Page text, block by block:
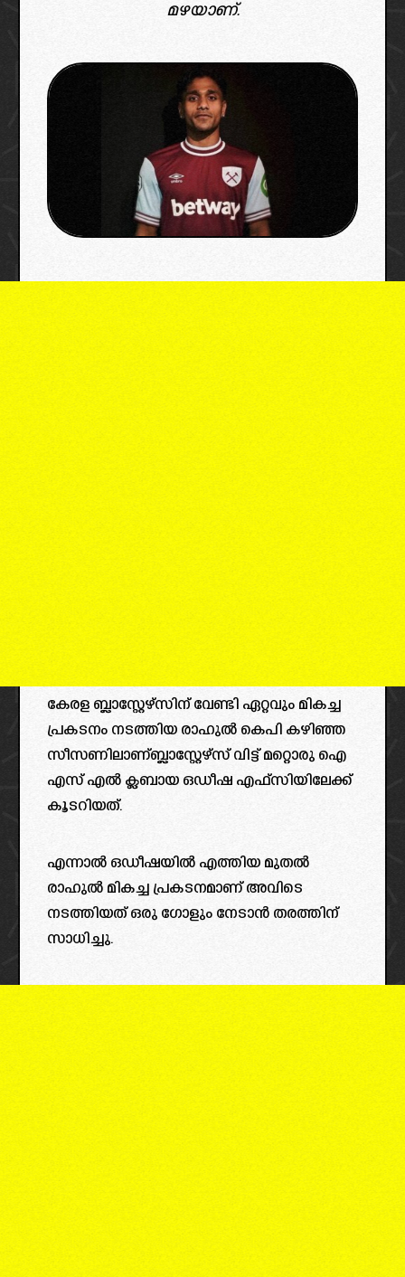
മഴയാണ്.
കേരള ബ്ലാസ്റ്റേഴ്സിന് വേണ്ടി ഏറ്റവും മികച്ച
പ്രകടനം നടത്തിയ രാഹുൽ കെപി കഴിഞ്ഞ
സീസണിലാണ്ബ്ലാസ്റ്റേഴ്സ് വിട്ട് മറ്റൊരു ഐ
എസ് എൽ ക്ലബായ ഒഡീഷ എഫ്സിയിലേക്ക്
കൂടറിയത്.
എന്നാൽ ഒഡീഷയിൽ എത്തിയ മുതൽ
രാഹുൽ മികച്ച പ്രകടനമാണ് അവിടെ
നടത്തിയത് ഒരു ഗോളും നേടാൻ തരത്തിന്
സാധിച്ചു.